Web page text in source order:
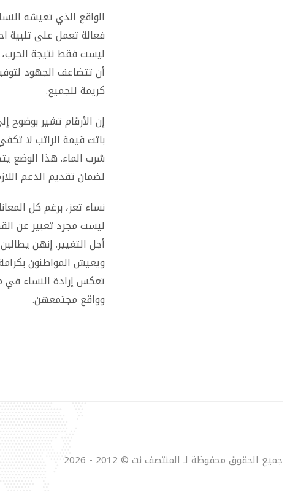
الواقع الذي تعيشه
فعالة تعمل على تلبية
ليست فقط نتيجة الحرب،
أن تتضاعف الجهود
كريمة للجميع.
إن الأرقام تشير بوضوح
باتت قيمة الراتب لا
شرب الماء. هذا الوضع
لضمان تقديم الدعم
نساء تعز، برغم كل
ليست مجرد تعبير عن
أجل التغيير. إنهن
ويعيش المواطنون
تعكس إرادة النساء
وواقع مجتمعهن.
جميع الحقوق محفوظة لـ المنتصف نت © 2012 - 2026